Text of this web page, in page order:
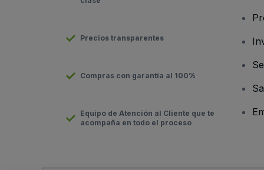
Precios transparentes
Compras con garantía al 100%
Equipo de Atención al Cliente que te
acompaña en todo el proceso